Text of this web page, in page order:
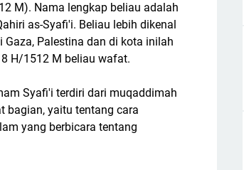
M). Nama lengkap beliau adalah
as-Syafi'i. Beliau lebih dikenal
Palestina dan di kota inilah
H/1512 M beliau wafat.
Syafi'i terdiri dari muqaddimah
bagian, yaitu tentang cara
yang berbicara tentang